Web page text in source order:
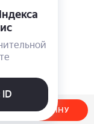
В КОРЗИНУ